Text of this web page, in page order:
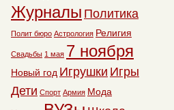
Журналы Политика
Полит бюро Астрология Религия
Свадьбы 1 мая 7 ноября
Новый год Игрушки Игры
Дети Спорт Армия Мода